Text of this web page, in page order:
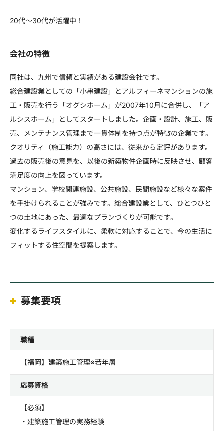
20代～30代が活躍中！
会社の特徴
同社は、九州で信頼と実績がある建設会社です。
総合建設業としての「小串建設」とアルフィーネマンションの施
工・販売を行う「オグシホーム」が2007年10月に合併し、「ア
ルシスホーム」としてスタートしました。企画・設計、施工、販
売、メンテナンス管理まで一貫体制を持つ点が特徴の企業です。
クオリティ（施工能力）の高さには、従来から定評があります。
過去の販売後の意見を、以後の新築物件企画時に反映させ、顧客
満足度の向上を図っています。
マンション、学校関連施設、公共施設、民間施設など様々な案件
を手掛けられることが強みです。総合建設業として、ひとつひと
つの土地にあった、最適なプランづくりが可能です。
変化するライフスタイルに、柔軟に対応することで、今の生活に
フィットする住空間を提案します。
募集要項
職種
【福岡】建築施工管理※若年層
応募資格
【必須】
・建築施工管理の実務経験